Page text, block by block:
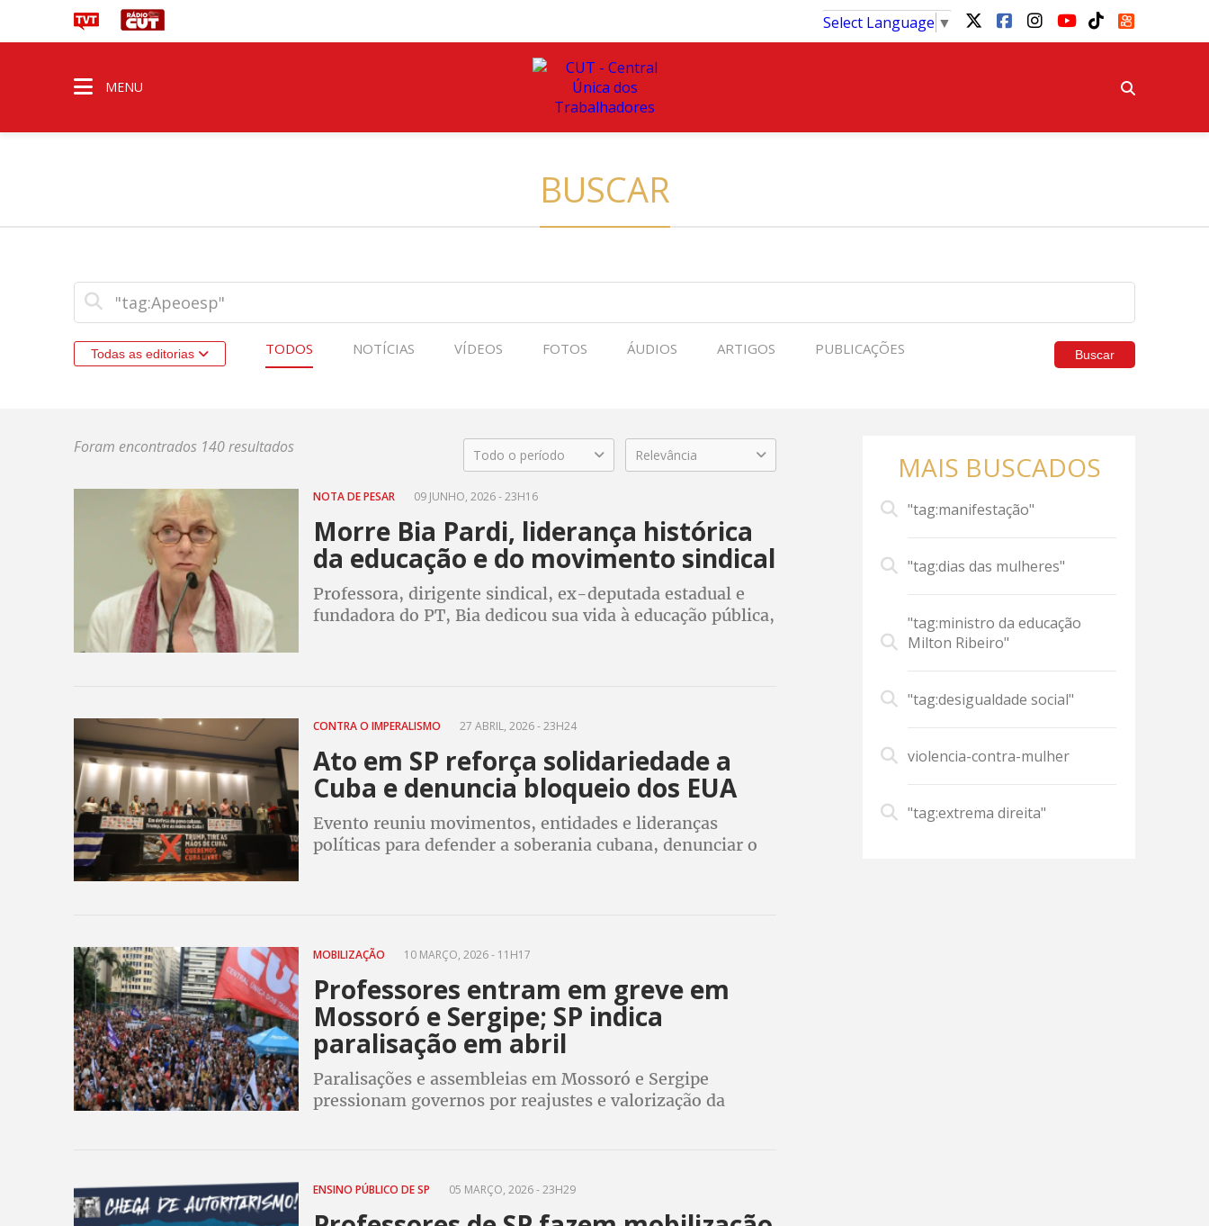
Select Language ▼
MENU
BUSCAR
Todas as editorias TODOS NOTÍCIAS VÍDEOS FOTOS ÁUDIOS ARTIGOS PUBLICAÇÕES Buscar
Foram encontrados 140 resultados Todo o período Relevância
NOTA DE PESAR 09 JUNHO, 2026 - 23H16
Morre Bia Pardi, liderança histórica
da educação e do movimento sindical
Professora, dirigente sindical, ex-deputada estadual e
fundadora do PT, Bia dedicou sua vida à educação pública,
CONTRA O IMPERALISMO 27 ABRIL, 2026 - 23H24
Ato em SP reforça solidariedade a
Cuba e denuncia bloqueio dos EUA
Evento reuniu movimentos, entidades e lideranças
políticas para defender a soberania cubana, denunciar o
MOBILIZAÇÃO 10 MARÇO, 2026 - 11H17
Professores entram em greve em
Mossoró e Sergipe; SP indica
paralisação em abril
Paralisações e assembleias em Mossoró e Sergipe
pressionam governos por reajustes e valorização da
ENSINO PÚBLICO DE SP 05 MARÇO, 2026 - 23H29
MAIS BUSCADOS
"tag:manifestação"
"tag:dias das mulheres"
"tag:ministro da educação
Milton Ribeiro"
"tag:desigualdade social"
violencia-contra-mulher
"tag:extrema direita"